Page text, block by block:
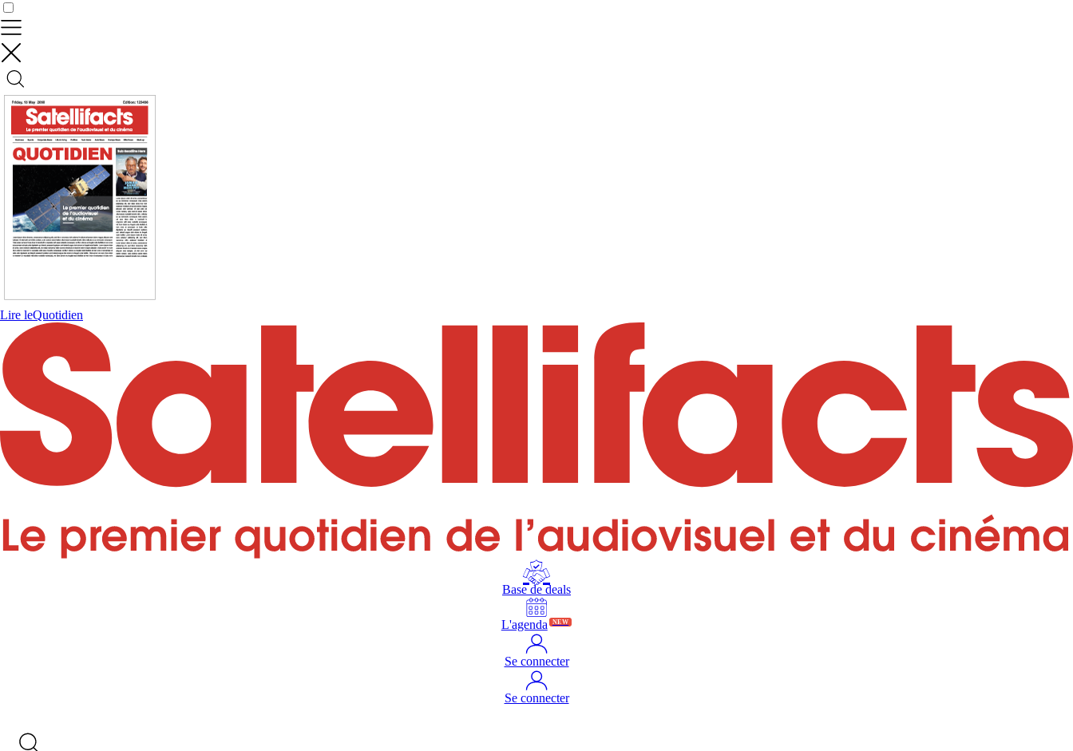
Lire leQuotidien
Base de deals
L'agenda NEW
Se connecter
Se connecter
Contrôler vos données